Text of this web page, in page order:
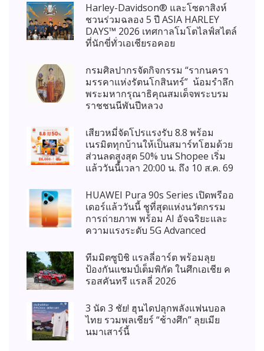
Harley-Davidson® และโซดาสิงห์
ชวนร่วมฉลอง 5 ปี ASIA HARLEY
DAYS™ 2026 เทศกาลโมโตไลฟ์สไตล์
ที่นักขี่ทั่วเอเชียรอคอย
กรมศิลปากรจัดกิจกรรม “รากนครา
มรรคาแห่งรัตนโกสินทร์” น้อมรำลึก
พระมหากรุณาธิคุณสมเด็จพระบรม
ราชชนนีพันปีหลวง
เสียวหมี่จัดโปรแรงรับ 8.8 พร้อม
เนรมิตทุกบ้านให้เป็นสมาร์ทโฮมด้วย
ส่วนลดสูงสุด 50% บน Shopee เริ่ม
แล้ววันนี้เวลา 20:00 น. ถึง 10 ส.ค. 69
HUAWEI Pura 90s Series เปิดพรีออ
เดอร์แล้ววันนี้ ชูที่สุดแห่งนวัตกรรม
การถ่ายภาพ พร้อม AI อัจฉริยะและ
ความแรงระดับ 5G Advanced
ทีมมิตซูบิชิ แรลลี่อาร์ต พร้อมลุย
ป้องกันแชมป์เต็มพิกัด ในศึกเอเชีย ค
รอสคันทรี แรลลี่ 2026
3 นัด 3 ชัย! ฮุนไดปลุกพลังแฟนบอล
ไทย รวมพลเชียร์ “ช้างศึก” ลุยเมีย
นมาเสาร์นี้